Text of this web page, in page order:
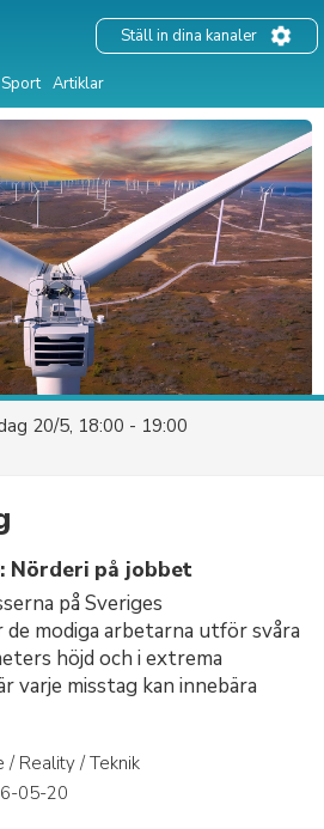
Sport Artiklar
Ställ in dina kanaler
20/5, 18:00 - 19:00
Nörderi på jobbet
på Sveriges
modiga arbetarna utför svåra
höjd och i extrema
varje misstag kan innebära
/ Reality / Teknik
05-20